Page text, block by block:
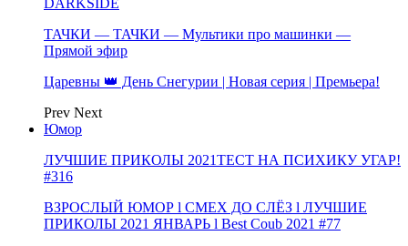
DARKSIDE
ТАЧКИ — ТАЧКИ — Мультики про машинки —
Прямой эфир
Царевны 👑 День Снегурии | Новая серия | Премьера!
Prev Next
Юмор
ЛУЧШИЕ ПРИКОЛЫ 2021ТЕСТ НА ПСИХИКУ УГАР!
#316
ВЗРОСЛЫЙ ЮМОР l СМЕХ ДО СЛЁЗ l ЛУЧШИЕ
ПРИКОЛЫ 2021 ЯНВАРЬ l Best Coub 2021 #77